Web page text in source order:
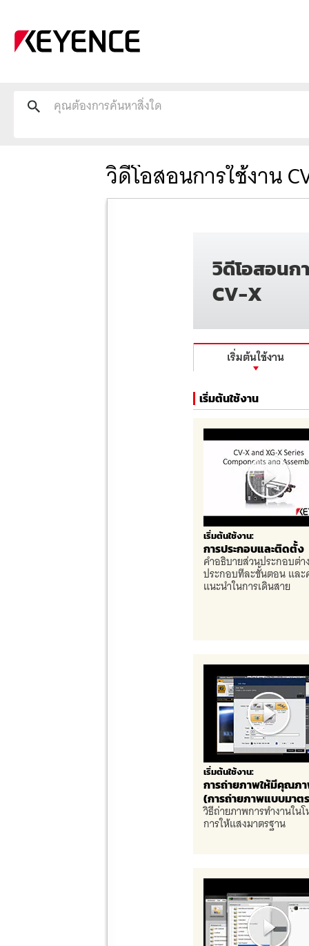
วิดีโอสอนการใช้งาน
วิดีโอสอนก
CV-X
เริ่มต้นใช้งาน
เริ่มต้นใช้งาน
เริ่มต้นใช้งาน:
การประกอบและติดตั้ง
คำอธิบายส่วนประกอบต่า
ประกอบทีละขั้นตอน และ
แนะนำในการเดินสาย
เริ่มต้นใช้งาน:
การถ่ายภาพให้มีคุณภ
(การถ่ายภาพแบบมาต
วิธีถ่ายภาพการทำงานใน
การให้แสงมาตรฐาน